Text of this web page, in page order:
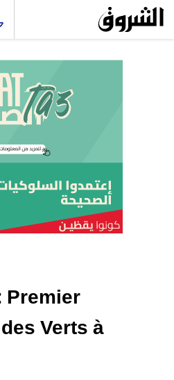
Verts à